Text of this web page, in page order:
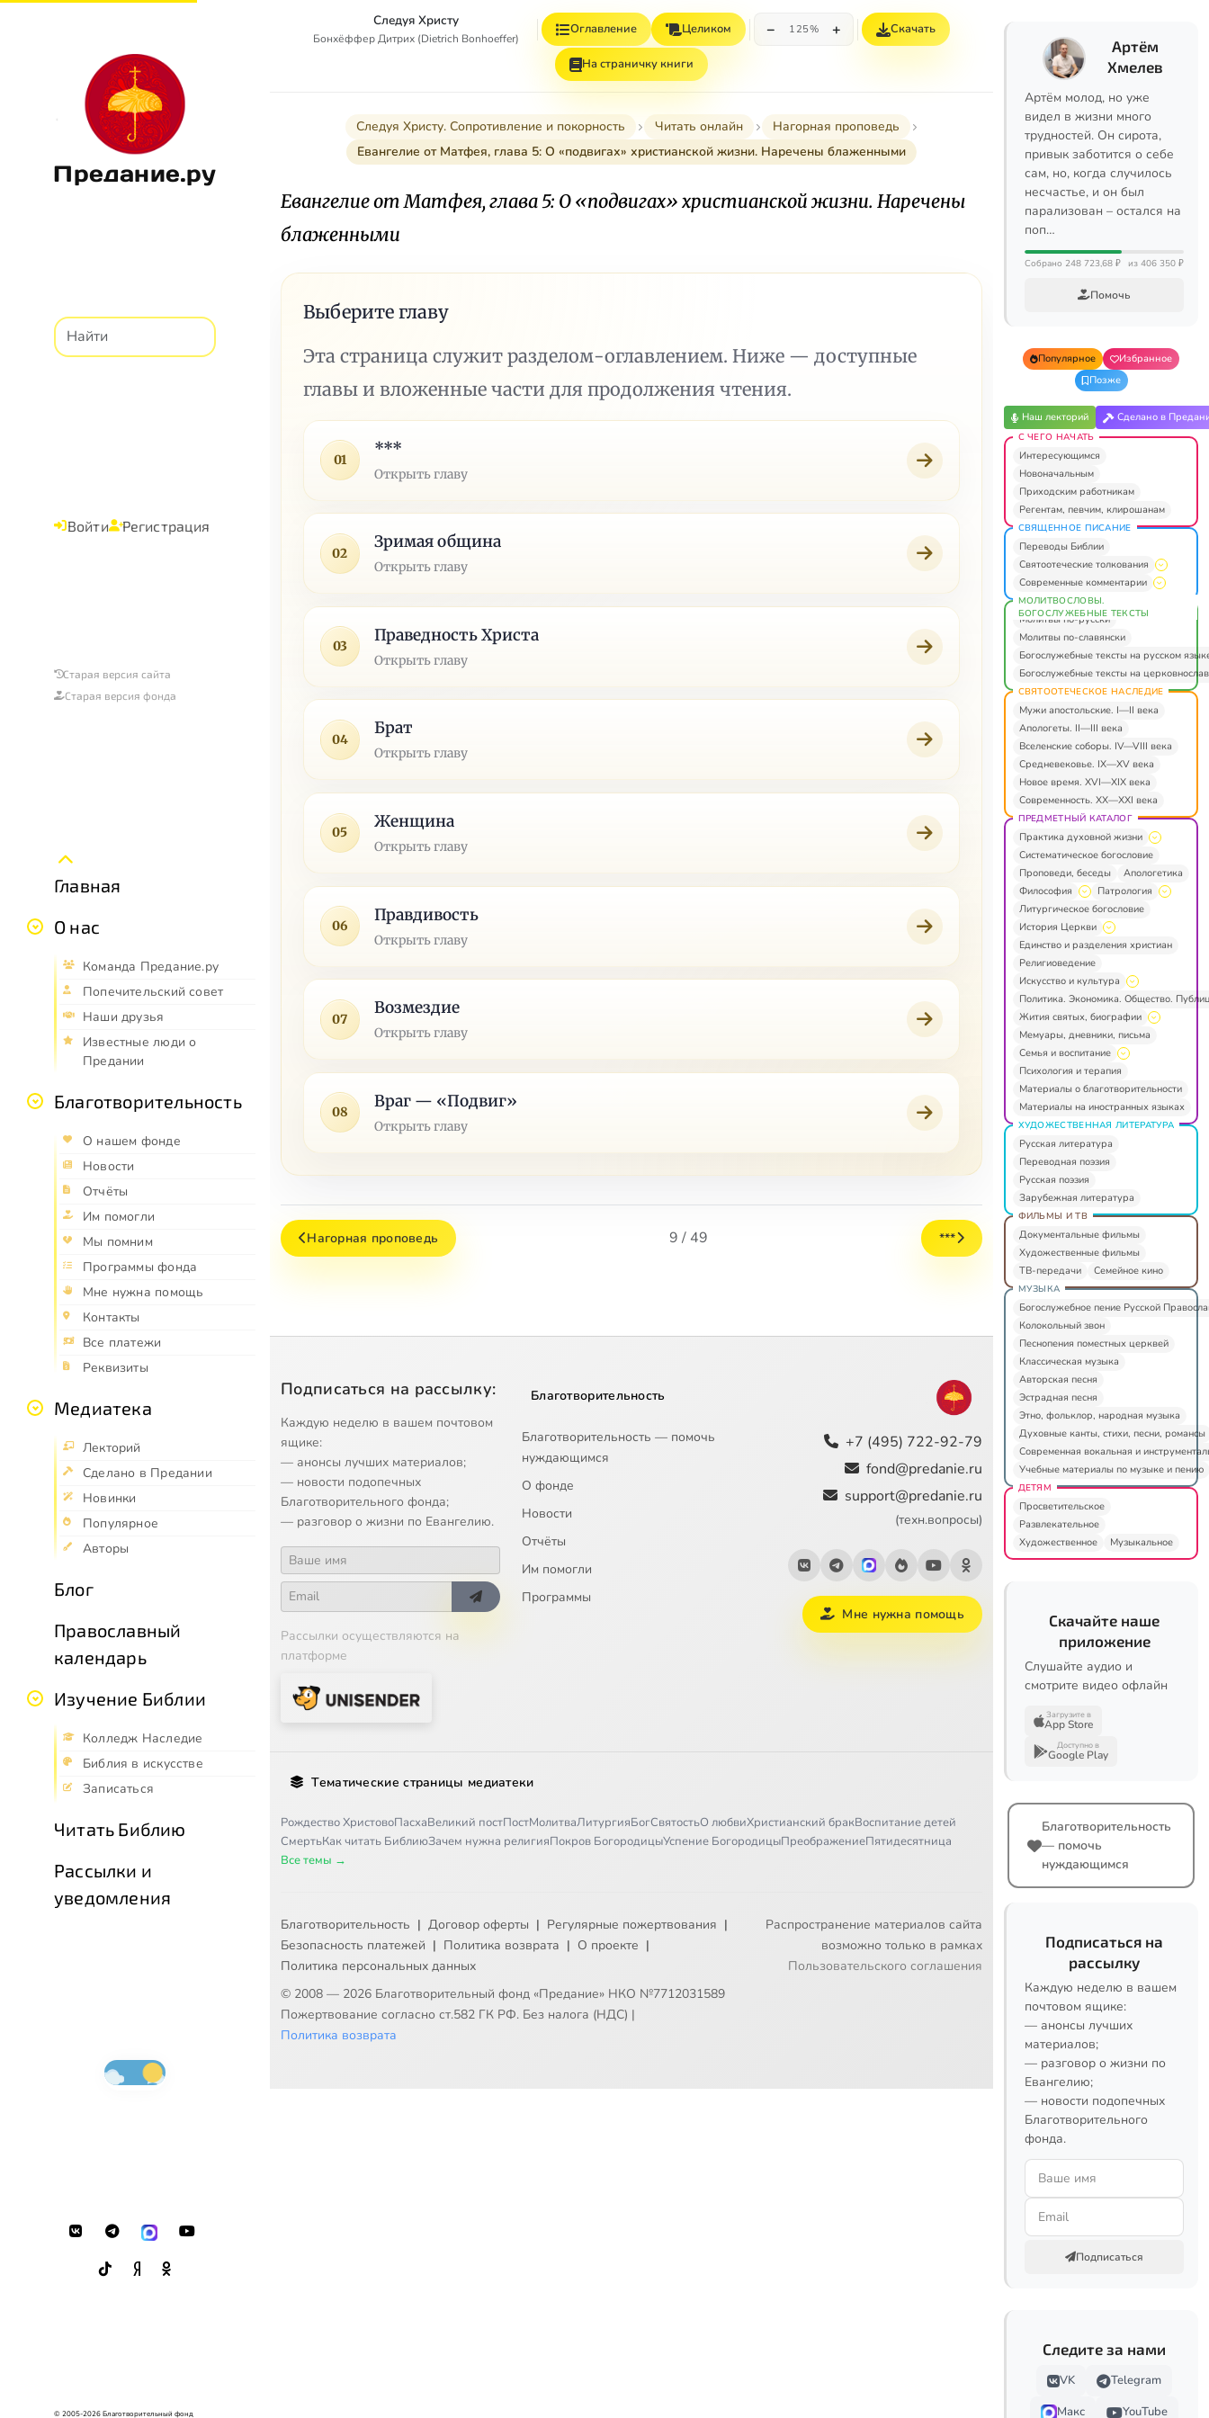
Предание.ру
Войти Регистрация
Старая версия сайта
Старая версия фонда
Главная
О нас
Команда Предание.ру
Попечительский совет
Наши друзья
Известные люди о
Предании
Благотворительность
О нашем фонде
Новости
Отчёты
Им помогли
Мы помним
Программы фонда
Мне нужна помощь
Контакты
Все платежи
Реквизиты
Медиатека
Лекторий
Сделано в Предании
Новинки
Популярное
Авторы
Блог
Православный
календарь
Изучение Библии
Колледж Наследие
Библия в искусстве
Записаться
Читать Библию
Рассылки и
уведомления
© 2005-2026 Благотворительный фонд
Следуя Христу
Бонхёффер Дитрих (Dietrich Bonhoeffer)
Оглавление Целиком − 125% + Скачать
На страничку книги
Следуя Христу. Сопротивление и покорность Читать онлайн
Нагорная проповедь
Евангелие от Матфея, глава 5: О «подвигах» христианской жизни. Наречены блаженными
Евангелие от Матфея, глава 5: О «подвигах» христианской жизни. Наречены
блаженными
Выберите главу
Эта страница служит разделом-оглавлением. Ниже — доступные
главы и вложенные части для продолжения чтения.
01
***
Открыть главу
02
Зримая община
Открыть главу
03
Праведность Христа
Открыть главу
04
Брат
Открыть главу
05
Женщина
Открыть главу
06
Правдивость
Открыть главу
07
Возмездие
Открыть главу
08
Враг — «Подвиг»
Открыть главу
Нагорная проповедь 9 / 49 ***
Подписаться на рассылку:
Каждую неделю в вашем почтовом
ящике:
— анонсы лучших материалов;
— новости подопечных
Благотворительного фонда;
— разговор о жизни по Евангелию.
Рассылки осуществляются на
платформе
Благотворительность
Благотворительность — помочь
нуждающимся
О фонде
Новости
Отчёты
Им помогли
Программы
+7 (495) 722-92-79
fond@predanie.ru
support@predanie.ru
(техн.вопросы)
Мне нужна помощь
Тематические страницы медиатеки
Рождество ХристовоПасхаВеликий постПостМолитваЛитургияБогСвятостьО любвиХристианский бракВоспитание детей
СмертьКак читать БиблиюЗачем нужна религияПокров БогородицыУспение БогородицыПреображениеПятидесятница
Все темы →
Благотворительность | Договор оферты | Регулярные пожертвования |
Безопасность платежей | Политика возврата | О проекте |
Политика персональных данных
© 2008 — 2026 Благотворительный фонд «Предание» НКО №7712031589
Пожертвование согласно ст.582 ГК РФ. Без налога (НДС) |
Политика возврата
Распространение материалов сайта
возможно только в рамках
Пользовательского соглашения
Артём
Хмелев
Артём молод, но уже
видел в жизни много
трудностей. Он сирота,
привык заботится о себе
сам, но, когда случилось
несчастье, и он был
парализован – остался на
поп…
Собрано 248 723,68 ₽ из 406 350 ₽
Помочь
Популярное
Избранное
Позже
Наш лекторий Сделано в
С ЧЕГО НАЧАТЬ
Интересующимся
Новоначальным
Приходским работникам
Регентам, певчим, клирошанам
СВЯЩЕННОЕ ПИСАНИЕ
Переводы Библии
Святоотеческие толкования
Современные комментарии
МОЛИТВОСЛОВЫ.
БОГОСЛУЖЕБНЫЕ ТЕКСТЫ
Молитвы по-русски
Молитвы по-славянски
Богослужебные тексты на русском
Богослужебные тексты на
СВЯТООТЕЧЕСКОЕ НАСЛЕДИЕ
Мужи апостольские. I—II века
Апологеты. II—III века
Вселенские соборы. IV—VIII века
Средневековье. IX—XV века
Новое время. XVI—XIX века
Современность. XX—XXI века
ПРЕДМЕТНЫЙ КАТАЛОГ
Практика духовной жизни
Систематическое богословие
Проповеди, беседы
Апологетика
Философия
Патрология
Литургическое богословие
История Церкви
Единство и разделения христиан
Религиоведение
Искусство и культура
Политика. Экономика. Общество.
Жития святых, биографии
Мемуары, дневники, письма
Семья и воспитание
Психология и терапия
Материалы о благотворительности
Материалы на иностранных языках
ХУДОЖЕСТВЕННАЯ ЛИТЕРАТУРА
Русская литература
Переводная поэзия
Русская поэзия
Зарубежная литература
ФИЛЬМЫ И ТВ
Документальные фильмы
Художественные фильмы
ТВ-передачи
Семейное кино
МУЗЫКА
Богослужебное пение Русской
Колокольный звон
Песнопения поместных церквей
Классическая музыка
Авторская песня
Эстрадная песня
Этно, фольклор, народная музыка
Духовные канты, стихи, песни, романсы
Современная вокальная и
Учебные материалы по музыке и пению
ДЕТЯМ
Просветительское
Развлекательное
Художественное
Музыкальное
Скачайте наше
приложение
Слушайте аудио и
смотрите видео офлайн
Загрузите в
App Store
Доступно в
Google Play
Благотворительность
— помочь
нуждающимся
Подписаться на
рассылку
Каждую неделю в вашем
почтовом ящике:
— анонсы лучших
материалов;
— разговор о жизни по
Евангелию;
— новости подопечных
Благотворительного
фонда.
Подписаться
Следите за нами
VK
Telegram
Макс
YouTube